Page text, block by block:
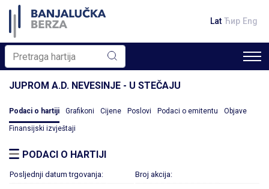
Lat Ћир Eng
JUPROM A.D. NEVESINJE - U STEČAJU
Podaci o hartiji Grafikoni Cijene Poslovi Podaci o emitentu Objave
Finansijski izvještaji
PODACI O HARTIJI
Posljednji datum trgovanja: Broj akcija: